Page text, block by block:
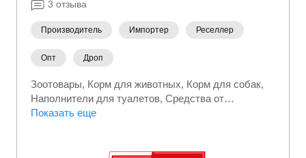
3 отзыва
Производитель Импортер Реселлер
Опт Дроп
Зоотовары Корм для животных Корм для собак
Наполнители для туалетов Средства от
паразитов Уход за питомцем
Показать еще